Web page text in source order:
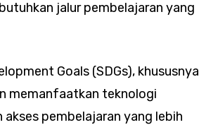
jalur pembelajaran yang
Goals (SDGs), khususnya
memanfaatkan teknologi
pembelajaran yang lebih